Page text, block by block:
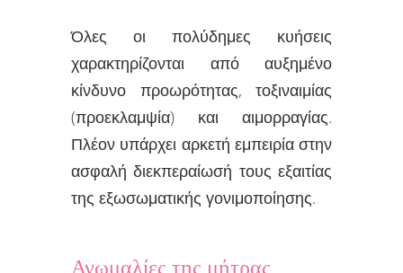
Όλες οι πολύδημες κυήσεις
χαρακτηρίζονται από αυξημένο
κίνδυνο προωρότητας, τοξιναιμίας
(προεκλαμψία) και αιμορραγίας.
Πλέον υπάρχει αρκετή εμπειρία στην
ασφαλή διεκπεραίωσή τους εξαιτίας
της εξωσωματικής γονιμοποίησης.
Ανωμαλίες της μήτρας